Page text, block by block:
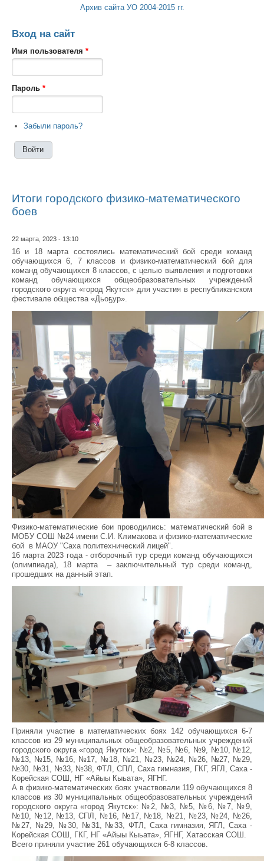
Архив сайта УО 2004-2015 гг.
Вход на сайт
Имя пользователя *
Пароль *
Забыли пароль?
Итоги городского физико-математического
боев
22 марта, 2023 - 13:10
16 и 18 марта состоялись математический бой среди команд
обучающихся 6, 7 классов и физико-математический бой для
команд обучающихся 8 классов, с целью выявления и подготовки
команд обучающихся общеобразовательных учреждений
городского округа «город Якутск» для участия в республиканском
фестивале общества «Дьоҕур».
Физико-математические бои проводились: математический бой в
МОБУ СОШ №24 имени С.И. Климакова и физико-математические
бой в МАОУ "Саха политехнический лицей".
16 марта 2023 года - отборочный тур среди команд обучающихся
(олимпиада), 18 марта – заключительный тур среди команд,
прошедших на данный этап.
Приняли участие в математических боях 142 обучающихся 6-7
классов из 29 муниципальных общеобразовательных учреждений
городского округа «город Якутск»: №2, №5, №6, №9, №10, №12,
№13, №15, №16, №17, №18, №21, №23, №24, №26, №27, №29,
№30, №31, №33, №38, ФТЛ, СПЛ, Саха гимназия, ГКГ, ЯГЛ, Саха -
Корейская СОШ, НГ «Айыы Кыьата», ЯГНГ.
А в физико-математических боях участвовали 119 обучающихся 8
классов из 30 муниципальных общеобразовательных учреждений
городского округа «город Якутск»: №2, №3, №5, №6, №7, №9,
№10, №12, №13, СПЛ, №16, №17, №18, №21, №23, №24, №26,
№27, №29, №30, №31, №33, ФТЛ, Саха гимназия, ЯГЛ, Саха -
Корейская СОШ, ГКГ, НГ «Айыы Кыьата», ЯГНГ, Хатасская СОШ.
Всего приняли участие 261 обучающихся 6-8 классов.